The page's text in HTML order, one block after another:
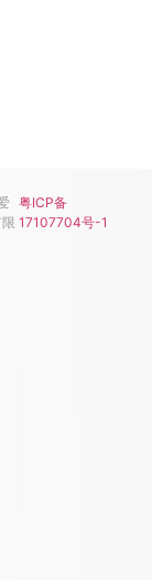
粤ICP备
17107704号-1